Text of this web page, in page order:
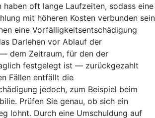
haben oft lange Laufzeiten, sodass eine
mit höheren Kosten verbunden sein
eine Vorfälligkeitsentschädigung
Darlehen vor Ablauf der
dem Zeitraum, für den der
festgelegt ist — zurückgezahlt
Fällen entfällt die
jedoch, zum Beispiel beim
Prüfen Sie genau, ob sich ein
lohnt. Durch eine Umschuldung auf